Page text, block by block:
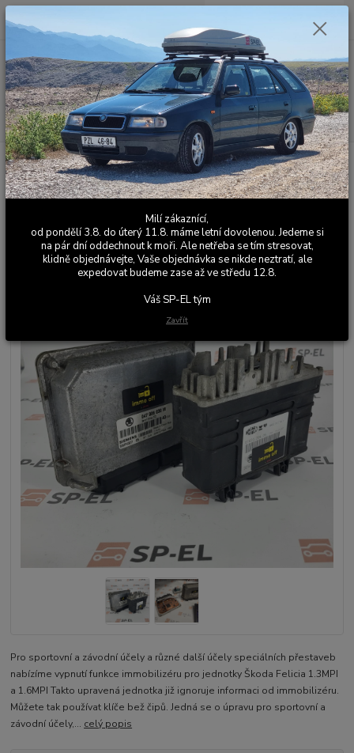
Menu
Hledat
Po - Pá 9:00 - 17:00
0,00 Kč
Úvod Ostatní elektronika Felicia ECU immo off - vypnutí imobilizéru
Felicia ECU immo off - vypnutí
Pro sportovní a závodní účely a různé další účely speciálních přestaveb
nabízíme vypnutí funkce immobilizéru pro jednotky Škoda Felicia 1.3MPI
a 1.6MPI Takto upravená jednotka již ignoruje informaci od immobilizéru.
Můžete tak používat klíče bež čipů. Jedná se o úpravu pro sportovní a
závodní účely,... celý popis
Milí zákaznící,
od pondělí 3.8. do úterý 11.8. máme letní dovolenou. Jedeme si
na pár dní oddechnout k moři. Ale netřeba se tím stresovat,
klidně objednávejte, Vaše objednávka se nikde neztratí, ale
expedovat budeme zase až ve středu 12.8.
Váš SP-EL tým
Zavřít